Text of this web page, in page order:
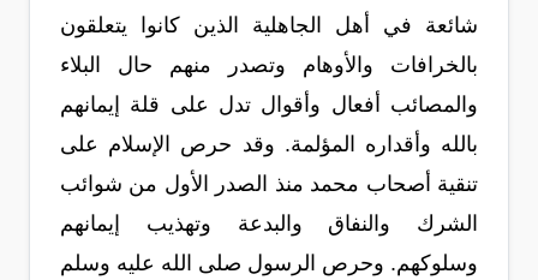
شائعة في أهل الجاهلية الذين كانوا يتعلقون
بالخرافات والأوهام وتصدر منهم حال البلاء
والمصائب أفعال وأقوال تدل على قلة إيمانهم
بالله وأقداره المؤلمة. وقد حرص الإسلام على
تنقية أصحاب محمد منذ الصدر الأول من شوائب
الشرك والنفاق والبدعة وتهذيب إيمانهم
وسلوكهم. وحرص الرسول صلى الله عليه وسلم